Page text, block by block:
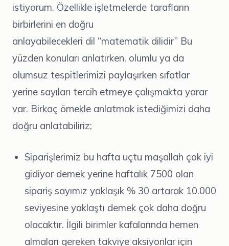
istiyorum. Özellikle işletmelerde tarafların
birbirlerini en doğru
anlayabilecekleri dil “matematik dilidir” Bu
yüzden konuları anlatırken, olumlu ya da
olumsuz tespitlerimizi paylaşırken sıfatlar
yerine sayıları tercih etmeye çalışmakta yarar
var. Birkaç örnekle anlatmak istediğimizi daha
doğru anlatabiliriz;
Siparişlerimiz bu hafta uçtu maşallah çok iyi
gidiyor demek yerine haftalık 7500 olan
sipariş sayımız yaklaşık % 30 artarak 10.000
seviyesine yaklaştı demek çok daha doğru
olacaktır. İlgili birimler kafalarında hemen
almaları gereken takviye aksiyonlar için